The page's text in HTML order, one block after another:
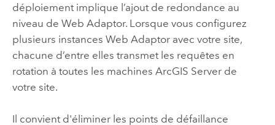
déploiement implique l’ajout de redondance au
niveau de Web Adaptor. Lorsque vous configurez
plusieurs instances Web Adaptor avec votre site,
chacune d’entre elles transmet les requêtes en
rotation à toutes les machines ArcGIS Serverde
votre site.
Il convient d'éliminer les points de défaillance